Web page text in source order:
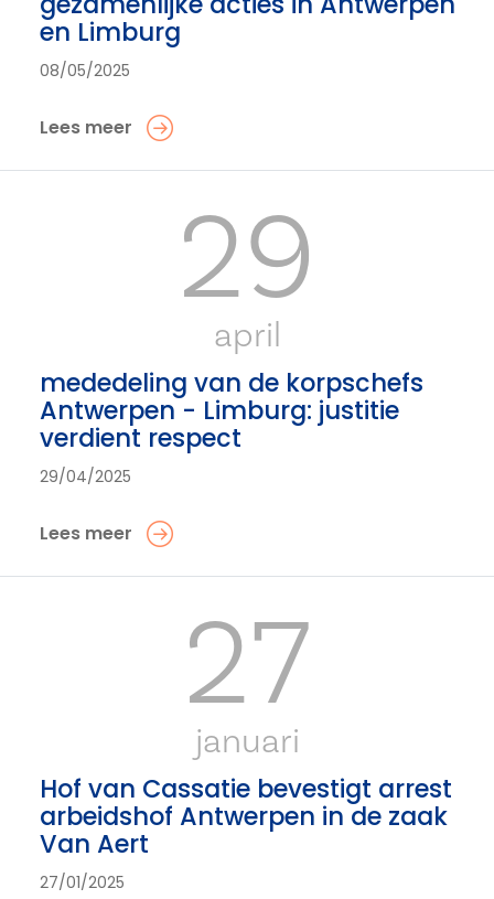
en Limburg
08/05/2025
Lees meer
29
april
mededeling van de korpschefs
Antwerpen - Limburg: justitie
verdient respect
29/04/2025
Lees meer
27
januari
Hof van Cassatie bevestigt arrest
arbeidshof Antwerpen in de zaak
Van Aert
27/01/2025